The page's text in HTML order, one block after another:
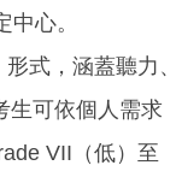
心。
式，涵蓋聽力、
生可依個人需求
VII（低）至